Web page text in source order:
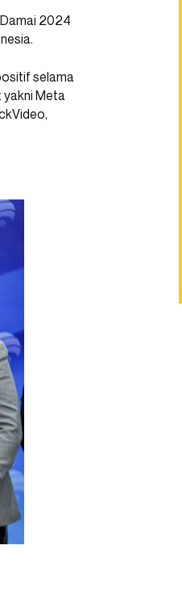
2024
selama
yakni Meta